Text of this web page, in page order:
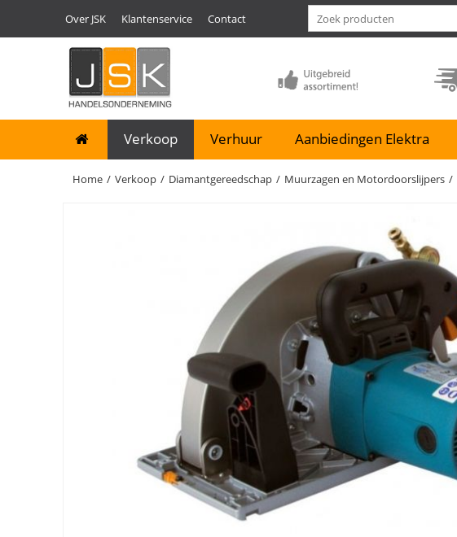
Over JSK Klantenservice Contact
Verkoop Verhuur Aanbiedingen Elektra
Home / Verkoop / Diamantgereedschap / Muurzagen en Motordoorslijpers /